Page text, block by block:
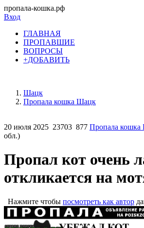
пропала-кошка.рф
Вход
ГЛАВНАЯ
ПРОПАВШИЕ
ВОПРОСЫ
+ДОБАВИТЬ
Шацк
Пропала кошка Шацк
20 июля 2025 23703 877 Пропала
обл.)
Пропал кот очень
откликается на
Нажмите чтобы посмотреть как автор